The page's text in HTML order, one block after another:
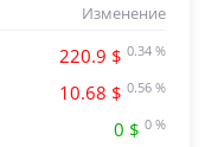
Изменение
220.9 $ 0.34 %
10.68 $ 0.56 %
0 $ 0 %